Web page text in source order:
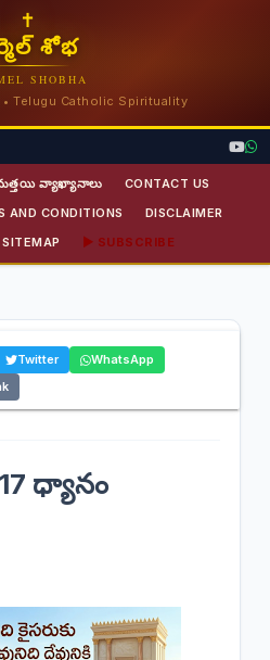
✝
శోభ
SHOBHA
• Telugu Catholic Spirituality
వ్యాఖ్యానాలు
CONTACT US
AND CONDITIONS
DISCLAIMER
SITEMAP ▶ SUBSCRIBE
దేవునికి ఇవ్వండి
ధ్యానం
Twitter
WhatsApp